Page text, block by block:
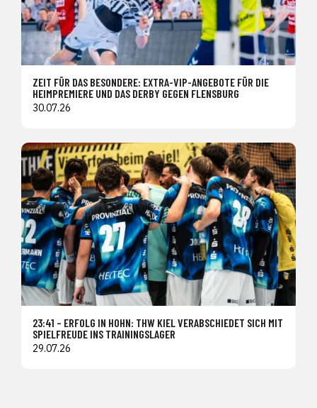
ZEIT FÜR DAS BESONDERE: EXTRA-VIP-ANGEBOTE FÜR DIE
HEIMPREMIERE UND DAS DERBY GEGEN FLENSBURG
30.07.26
23:41 – ERFOLG IN HOHN: THW KIEL VERABSCHIEDET SICH MIT
SPIELFREUDE INS TRAININGSLAGER
29.07.26